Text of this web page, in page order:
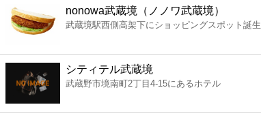
コンビニ
薬局
スーパー
nonowa武蔵境（ノノワ武蔵境）
武蔵境駅西側高架下にショッピングスポット誕生
シティテル武蔵境
武蔵野市境南町2丁目4-15にあるホテル